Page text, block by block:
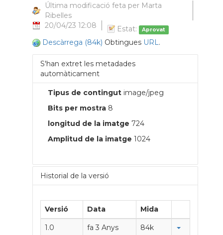
Última modificació feta per Marta
Ribelles
20/04/23 12:08
Estat: Aprovat
Descàrrega (84k) Obtingues URL.
S'han extret les metadades
automàticament
Tipus de contingut image/jpeg
Bits per mostra 8
longitud de la imatge 724
Amplitud de la imatge 1024
Historial de la versió
Versió Data Mida
1.0 fa 3 Anys 84k